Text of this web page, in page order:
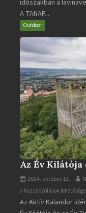
Tátra
járható
turistaútjai
időszakban a
A TANAP...
Outdoor
Az Év Kilátója
2024. október 12.
Az
Év
a hozzászólások
Az Aktív Kalandor